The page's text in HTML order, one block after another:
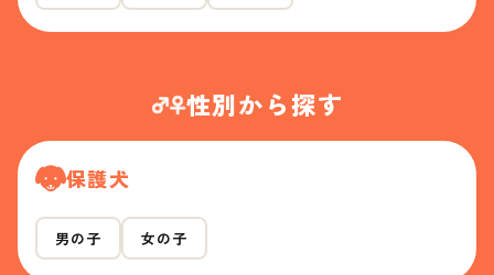
性別から探す
保護犬
男の子 女の子